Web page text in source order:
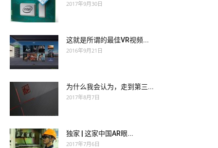
2017年9月30日
这就是所谓的最佳VR视频...
2016年9月21日
为什么我会认为，走到第三...
2017年8月7日
独家 | 这家中国AR眼...
2017年7月6日